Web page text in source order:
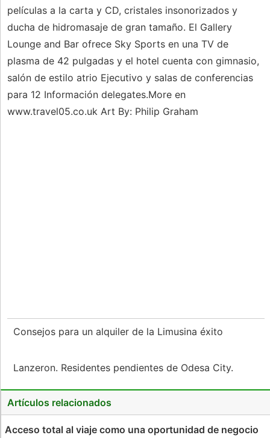
Consejos para un alquiler de la Limusina éxito
Lanzeron. Residentes pendientes de Odesa City.
Artículos relacionados
Acceso total al viaje como una oportunidad de negocio